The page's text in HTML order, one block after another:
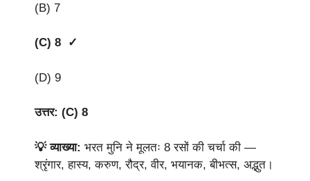
(B) 7
(C) 8 ✓
(D) 9
उत्तर: (C) 8
💡 व्याख्या: भरत मुनि ने मूलतः 8 रसों की चर्चा की —
श्रृंगार, हास्य, करुण, रौद्र, वीर, भयानक, बीभत्स, अद्भुत।